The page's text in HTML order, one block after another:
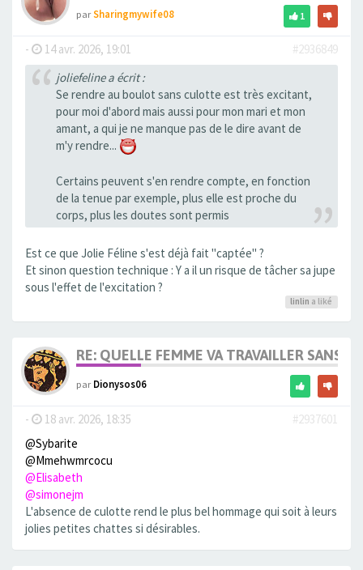
parSharingmywife08 1
- 14 avr. 2026, 19:01
#2936849
joliefeline a écrit :
Se rendre au boulot sans culotte est très excitant,
pour moi d'abord mais aussi pour mon mari et mon
amant, a qui je ne manque pas de le dire avant de
m'y rendre...
Certains peuvent s'en rendre compte, en fonction
de la tenue par exemple, plus elle est proche du
corps, plus les doutes sont permis
Est ce que Jolie Féline s'est déjà fait "captée" ?
Et sinon question technique : Y a il un risque de tâcher sa jupe
sous l'effet de l'excitation ?
linlin a liké
RE: QUELLE FEMME VA TRAVAILLER SANS
parDionysos06
- 18 avr. 2026, 18:35
#2937601
@Sybarite
@Mmehwmrcocu
@Elisabeth
@simonejm
L'absence de culotte rend le plus bel hommage qui soit à leurs
jolies petites chattes si désirables.